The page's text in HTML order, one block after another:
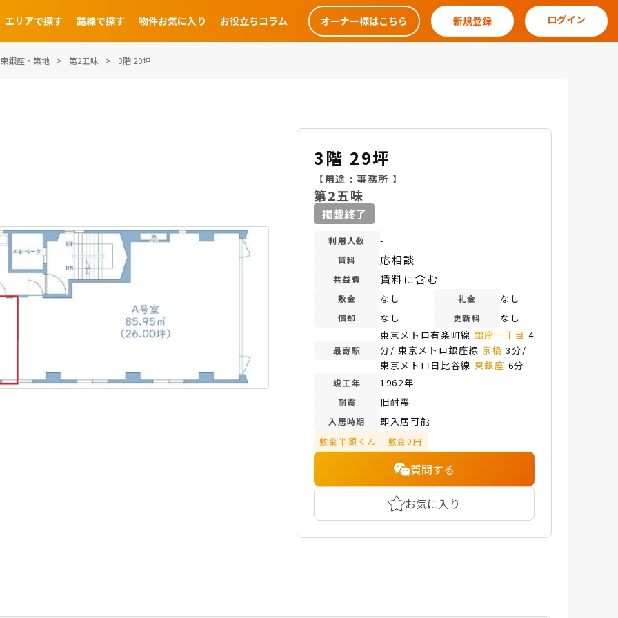
エリアで探す 路線で探す 物件お気に入り お役立ちコラム オーナー様はこちら 新規登録 ログイン
銀座・築地 第2五味 3階 29坪
3階 29坪
【用途 :事務所 】
第2五味
掲載終了
利用人数 -
賃料 応相談
共益費 賃料に含む
敷金 なし 礼金 なし
償却 なし 更新料 なし
最寄駅
東京メトロ有楽町線 銀座一丁目 4
分/ 東京メトロ銀座線 京橋 3分/
東京メトロ日比谷線 東銀座 6分
竣工年 1962年
耐震 旧耐震
入居時期 即入居可能
敷金半額くん 敷金0円
質問する
お気に入り